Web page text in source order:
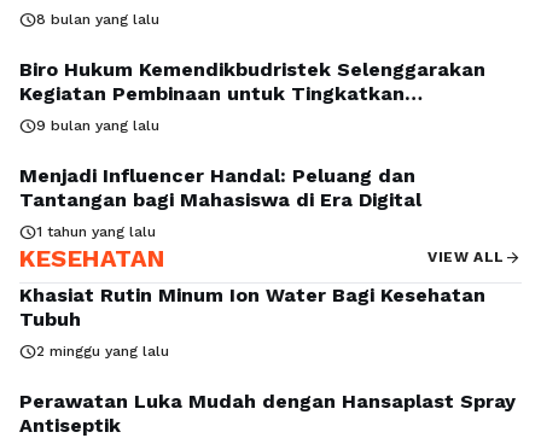
schedule8 bulan yang lalu
Biro Hukum Kemendikbudristek Selenggarakan
Kegiatan Pembinaan untuk Tingkatkan
Pemahaman Penyusunan Peraturan Internal
Perguruan Tinggi
schedule9 bulan yang lalu
Menjadi Influencer Handal: Peluang dan
Tantangan bagi Mahasiswa di Era Digital
schedule1 tahun yang lalu
KESEHATAN VIEW ALL arrow_forward
Khasiat Rutin Minum Ion Water Bagi Kesehatan
Tubuh
schedule2 minggu yang lalu
Perawatan Luka Mudah dengan Hansaplast Spray
Antiseptik